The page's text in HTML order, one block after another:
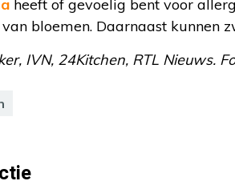
heeft of gevoelig bent voor
bloemen. Daarnaast kunnen
IVN, 24Kitchen, RTL Nieuws.